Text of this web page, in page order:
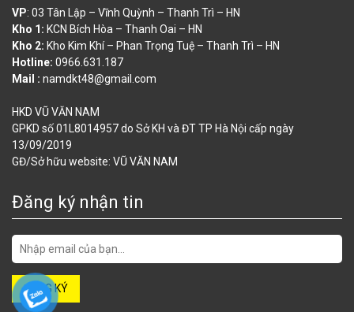
VP: 03 Tân Lập – Vĩnh Quỳnh – Thanh Trì – HN
Kho 1: KCN Bích Hòa – Thanh Oai – HN
Kho 2: Kho Kim Khí – Phan Trọng Tuệ – Thanh Trì – HN
Hotline: 0966.631.187
Mail : namdkt48@gmail.com
HKD VŨ VĂN NAM
GPKD số 01L8014957 do Sở KH và ĐT TP Hà Nội cấp ngày
13/09/2019
GĐ/Sở hữu website: VŨ VĂN NAM
Đăng ký nhận tin